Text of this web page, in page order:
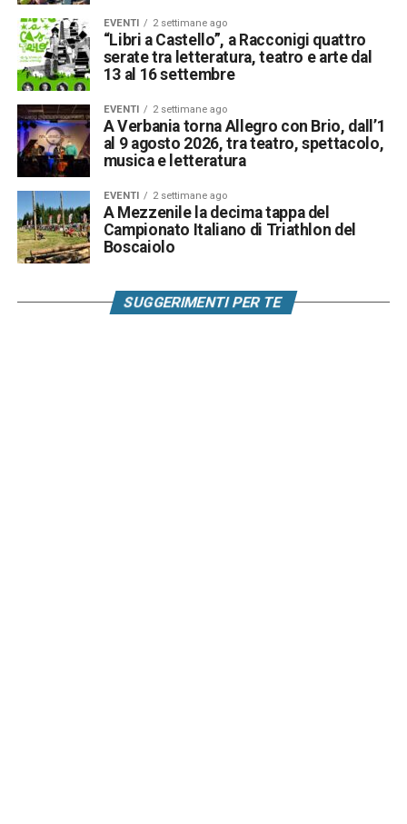
EVENTI 2 settimane ago
“Libri a Castello”, a Racconigi quattro
serate tra letteratura, teatro e arte dal
13 al 16 settembre
EVENTI 2 settimane ago
A Verbania torna Allegro con Brio, dall’1
al 9 agosto 2026, tra teatro, spettacolo,
musica e letteratura
EVENTI 2 settimane ago
A Mezzenile la decima tappa del
Campionato Italiano di Triathlon del
Boscaiolo
SUGGERIMENTI PER TE